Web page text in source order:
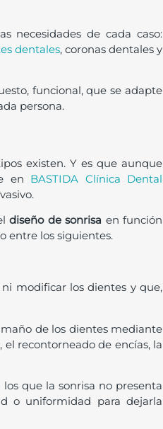
necesidades de cada caso:
dentales, coronas dentales y
funcional, que se adapte
persona.
existen. Y es que aunque
en BASTIDA Clínica Dental
diseño de sonrisa en función
entre los siguientes.
modificar los dientes y que,
de los dientes mediante
recontorneado de encías, la
que la sonrisa no presenta
o uniformidad para dejarla